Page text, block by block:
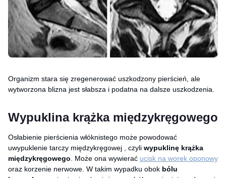
Organizm stara się zregenerować uszkodzony pierścień, ale
wytworzona blizna jest słabsza i podatna na dalsze uszkodzenia.
Wypuklina krążka międzykręgowego
Osłabienie pierścienia włóknistego może powodować
uwypuklenie tarczy międzykręgowej , czyli wypuklinę krążka
międzykręgowego . Może ona wywierać ucisk na worek oponowy
oraz korzenie nerwowe. W takim wypadku obok bólu